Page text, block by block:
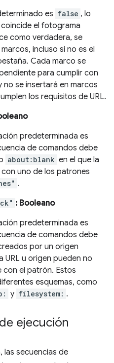
es false , lo
el fotograma
como verdadera, se
incluso si no es el
Cada marco se
para cumplir con
no se insertará en marcos
los requisitos de URL.
predeterminada es
de comandos debe
about:blank en el que la
uno de los patrones
.
: Booleano
predeterminada es
de comandos debe
por un origen
URL u origen pueden no
el patrón. Estos
esquemas, como
y filesystem: .
ejecución
las secuencias de